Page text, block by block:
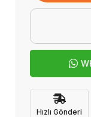
Hızlı Gönderi